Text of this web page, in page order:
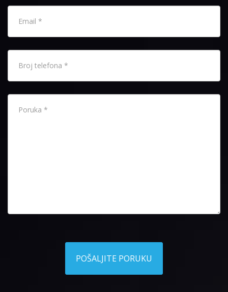
POŠALJITE PORUKU